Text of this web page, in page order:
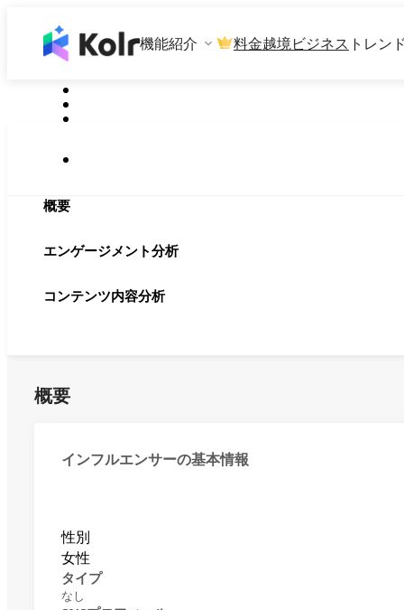
機能紹介 料金越境ビジネス トレン
概要
エンゲージメント分析
コンテンツ内容分析
概要
インフルエンサーの基本情報
性別
女性
タイプ
なし